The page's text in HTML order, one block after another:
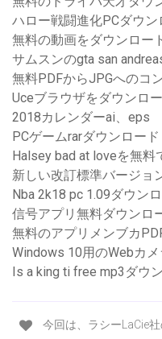
ハロー戦闘進化PCダウ
無料の動画をダウンロー
サムスンのgta san
無料PDFからJPGへのコ
Uceブラウザをダウンロ
2018カレンダーai、eps
PCゲームrarダウンロード
Halsey bad at loveを無料
新しい改訂標準バージョ
Nba 2k18 pc 1.09ダウン
信号アプリ無料ダウンロ
無料のアプリメンブカ
Windows 10用のWebカ
Is a king ti free mp3ダウ
今回は、ラシーLaCie